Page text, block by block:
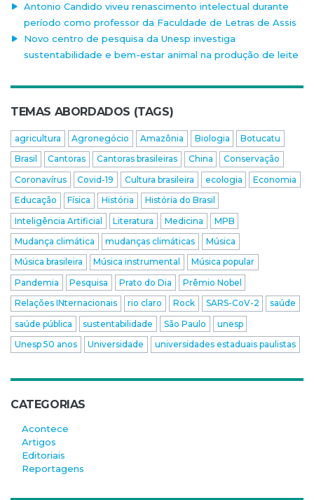
Antonio Candido viveu renascimento intelectual durante
período como professor da Faculdade de Letras de Assis
Novo centro de pesquisa da Unesp investiga
sustentabilidade e bem-estar animal na produção de leite
TEMAS ABORDADOS (TAGS)
agricultura Agronegócio Amazônia Biologia
Botucatu
Brasil
Cantoras Cantoras brasileiras China
Conservação
Coronavírus
Covid-19 Cultura brasileira ecologia
Economia
Educação
Física História
História do Brasil
Inteligência Artificial
Literatura Medicina
MPB
Mudança climática
mudanças climáticas
Música
Música brasileira
Música instrumental
Música popular
Pandemia
Pesquisa Prato do Dia
Prêmio Nobel
Relações INternacionais
rio claro Rock SARS-CoV-2
saúde
saúde pública
sustentabilidade São Paulo
unesp
Unesp 50 anos
Universidade universidades estaduais paulistas
CATEGORIAS
Acontece
Artigos
Editoriais
Reportagens